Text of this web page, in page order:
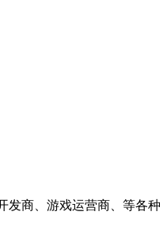
发商、游戏运营商、等各种